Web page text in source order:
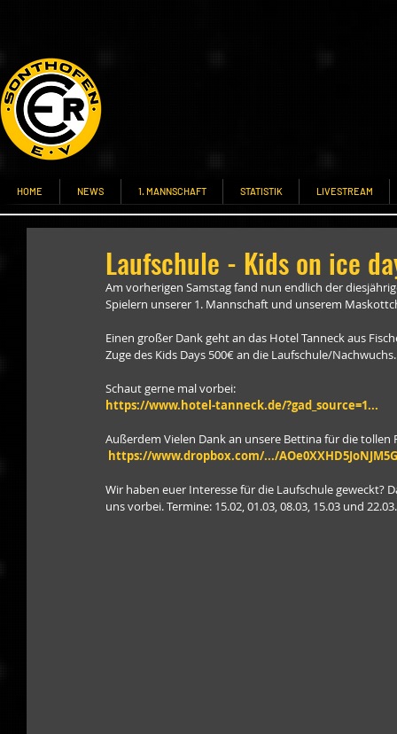
HOME NEWS 1. MANNSCHAFT STATISTIK LIVESTREAM
Laufschule - Kids on ice
Am vorherigen Samstag fand nun endlich der
Spielern unserer 1. Mannschaft und unserem
Einen großer Dank geht an das Hotel Tanneck aus
Zuge des Kids Days 500€ an die Laufschule/
Schaut gerne mal vorbei:
https://www.hotel-tanneck.de/?gad_source=1...
Außerdem Vielen Dank an unsere Bettina für die tollen
https://www.dropbox.com/.../
Wir haben euer Interesse für die Laufschule geweckt?
uns vorbei. Termine: 15.02, 01.03, 08.03, 15.03 und